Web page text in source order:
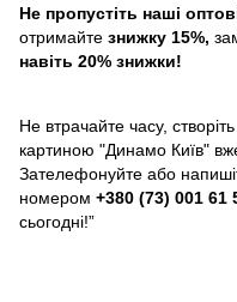
Не пропустіть наші
отримайте знижку 15%,
навіть 20% знижки!
Не втрачайте часу,
картиною "Динамо Київ"
Зателефонуйте або
номером +380 (73) 001 61
сьогодні!”